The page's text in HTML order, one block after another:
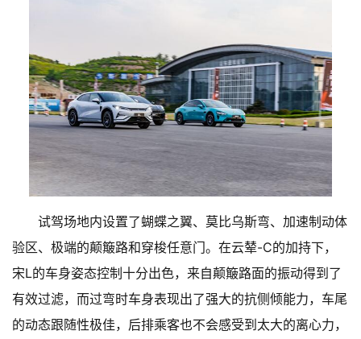
试驾场地内设置了蝴蝶之翼、莫比乌斯弯、加速制动体
验区、极端的颠簸路和穿梭任意门。在云辇-C的加持下，
宋L的车身姿态控制十分出色，来自颠簸路面的振动得到了
有效过滤，而过弯时车身表现出了强大的抗侧倾能力，车尾
的动态跟随性极佳，后排乘客也不会感受到太大的离心力，